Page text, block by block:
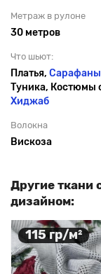
Метраж в рулоне
30 метров
Что шьют:
Платья, Сарафаны
Туника, Костюмы
Хиджаб
Волокна
Вискоза
Другие ткани
дизайном:
115 гр/м²